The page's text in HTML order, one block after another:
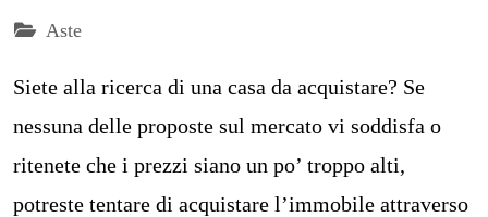
Aste
Siete alla ricerca di una casa da acquistare? Se
nessuna delle proposte sul mercato vi soddisfa o
ritenete che i prezzi siano un po’ troppo alti,
potreste tentare di acquistare l’immobile attraverso